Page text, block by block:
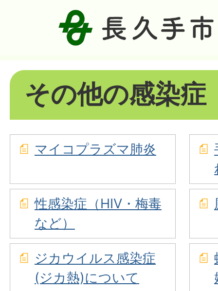
その他の感染症
マイコプラズマ肺炎
性感染症（HIV・梅毒
など）
ジカウイルス感染症
(ジカ熱)について